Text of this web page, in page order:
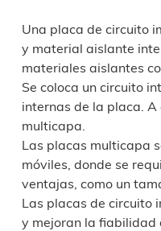
Una placa de circuito
y material aislante
materiales aislantes
Se coloca un circuito
internas de la placa.
multicapa.
Las placas multicapa
móviles, donde se
ventajas, como un
Las placas de circuito
y mejoran la fiabilidad